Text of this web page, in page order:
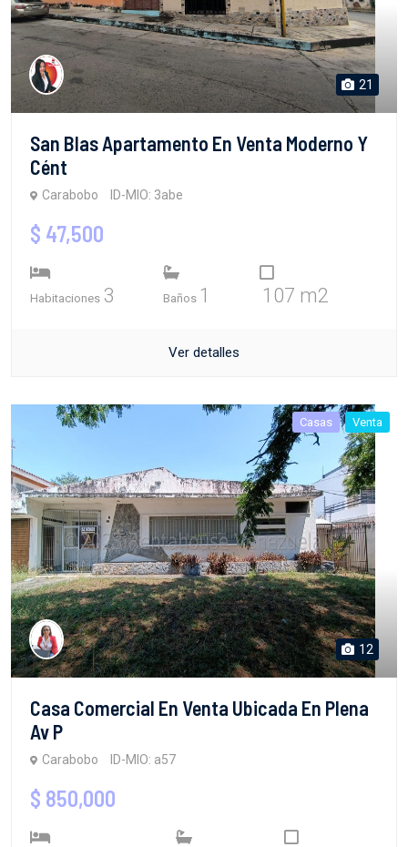
21
San Blas Apartamento En Venta Moderno Y
Cént
Carabobo ID-MIO: 3abe
$ 47,500
Habitaciones 3 Baños 1 107 m2
Ver detalles
Casas Venta
12
Casa Comercial En Venta Ubicada En Plena
Av P
Carabobo ID-MIO: a57
$ 850,000